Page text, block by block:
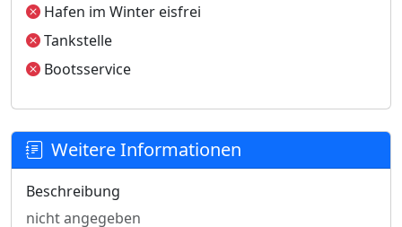
Hafen im Winter eisfrei
Tankstelle
Bootsservice
Weitere Informationen
Beschreibung
nicht angegeben